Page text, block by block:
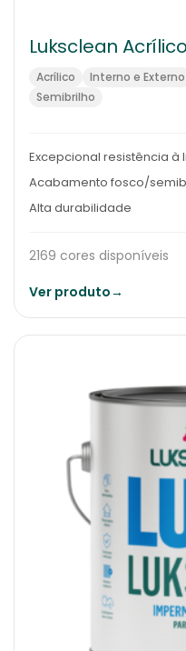
Luksclean
Acrílico Interno e Externo
Semibrilho
Excepcional resistência à
Acabamento fosco/
Alta durabilidade
2169 cores disponíveis
Ver produto→